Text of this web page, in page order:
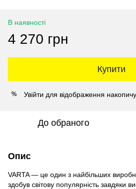
В наявності
4 270 грн
Купити
% Увійти для відображення
До обраного
Опис
VARTA — це один з найбільших
здобув світову популярність завдяки